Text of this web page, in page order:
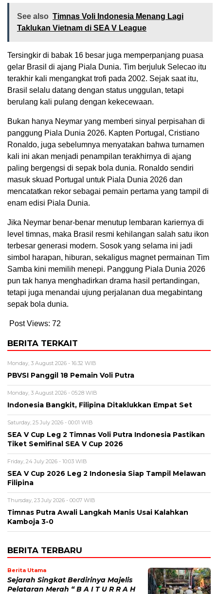
See also Timnas Voli Indonesia Menang Lagi
Taklukan Vietnam di SEA V League
Tersingkir di babak 16 besar juga memperpanjang puasa
gelar Brasil di ajang Piala Dunia. Tim berjuluk Selecao itu
terakhir kali mengangkat trofi pada 2002. Sejak saat itu,
Brasil selalu datang dengan status unggulan, tetapi
berulang kali pulang dengan kekecewaan.
Bukan hanya Neymar yang memberi sinyal perpisahan di
panggung Piala Dunia 2026. Kapten Portugal, Cristiano
Ronaldo, juga sebelumnya menyatakan bahwa turnamen
kali ini akan menjadi penampilan terakhirnya di ajang
paling bergengsi di sepak bola dunia. Ronaldo sendiri
masuk skuad Portugal untuk Piala Dunia 2026 dan
mencatatkan rekor sebagai pemain pertama yang tampil di
enam edisi Piala Dunia.
Jika Neymar benar-benar menutup lembaran kariernya di
level timnas, maka Brasil resmi kehilangan salah satu ikon
terbesar generasi modern. Sosok yang selama ini jadi
simbol harapan, hiburan, sekaligus magnet permainan Tim
Samba kini memilih menepi. Panggung Piala Dunia 2026
pun tak hanya menghadirkan drama hasil pertandingan,
tetapi juga menandai ujung perjalanan dua megabintang
sepak bola dunia.
Post Views: 72
BERITA TERKAIT
Monday, 3 August 2026 - 16:32 WIB
PBVSI Panggil 18 Pemain Voli Putra
Monday, 3 August 2026 - 05:28 WIB
Indonesia Bangkit, Filipina Ditaklukkan Empat Set
Saturday, 25 July 2026 - 00:01 WIB
SEA V Cup Leg 2 Timnas Voli Putra Indonesia Pastikan
Tiket Semifinal SEA V Cup 2026
Friday, 24 July 2026 - 10:03 WIB
SEA V Cup 2026 Leg 2 Indonesia Siap Tampil Melawan
Filipina
Thursday, 23 July 2026 - 00:07 WIB
Timnas Putra Awali Langkah Manis Usai Kalahkan
Kamboja 3-0
BERITA TERBARU
Berita Utama
Sejarah Singkat Berdirinya Majelis
Pelataran Merah “ B A I T U R R A H